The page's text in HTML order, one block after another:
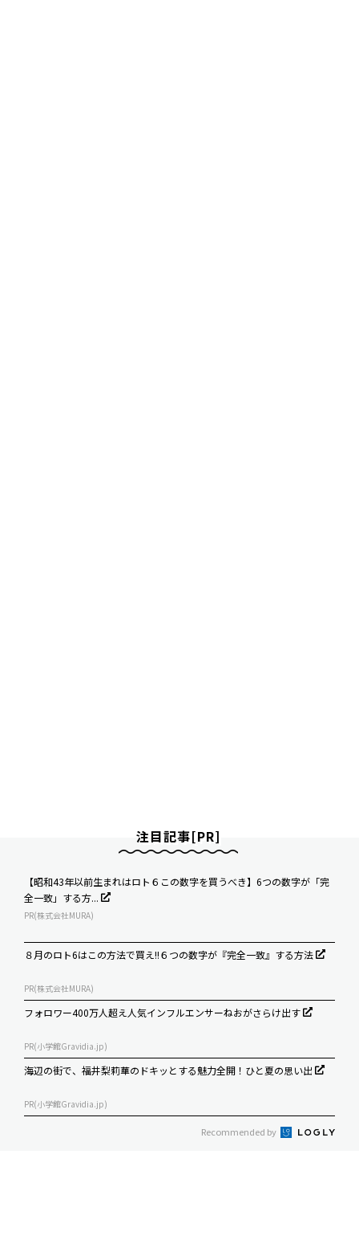
注目記事[PR]
【昭和43年以前生まれはロト６この数字を買うべき】6つの数字が「完
全一致」する方...
PR(株式会社MURA)
８月のロト6はこの方法で買え!!６つの数字が『完全一致』する方法
PR(株式会社MURA)
フォロワー400万人超え人気インフルエンサーねおがさらけ出す
PR(小学館Gravidia.jp)
海辺の街で、福井梨莉華のドキッとする魅力全開！ひと夏の思い出
PR(小学館Gravidia.jp)
Recommended by